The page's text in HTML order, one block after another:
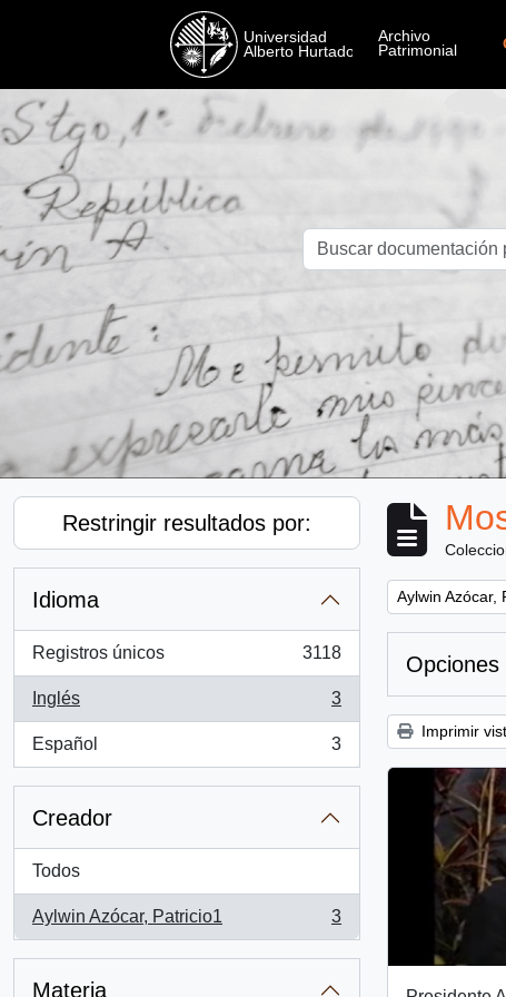
Restringir resultados por:
Idioma
Registros únicos
, 3118 resultados
3118
Inglés
, 3 resultados
3
Español
, 3 resultados
3
Creador
Todos
Aylwin Azócar, Patricio1
, 3 resultados
3
Materia
Remove filter:
Aylwin Azócar,
Imprimir